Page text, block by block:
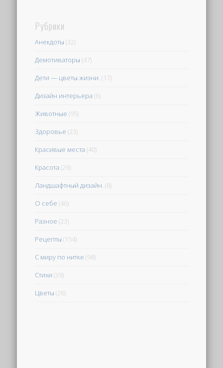
Рубрики
Анекдоты (32)
Демотиваторы (47)
Дети — цветы жизни. (17)
Дизайн интерьера (6)
Животные (95)
Здоровье (23)
Красивые места (40)
Красота (29)
Ландшафтный дизайн. (8)
О себе (46)
Разное (23)
Рецепты (154)
С миру по нитке (98)
Стихи (39)
Цветы (26)